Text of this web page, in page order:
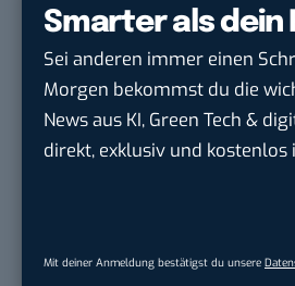
Smarter als dein
Sei anderen immer einen
Morgen bekommst du die
News aus KI, Green Tech &
direkt, exklusiv und kostenlos
Mit deiner Anmeldung bestätigst du unsere
geht? Über 12.000 smarte
Tag UPDATE, unser Tech-
wichtigsten News des Tages –
damit ihren Vorsprung.
Hier
kostenlos anmelden.
Social Media